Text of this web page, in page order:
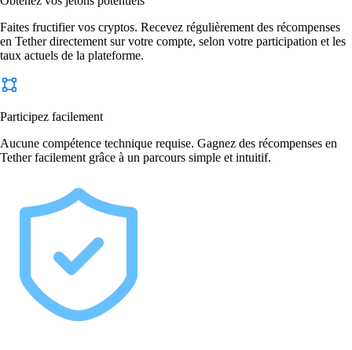
Faites fructifier vos cryptos. Recevez régulièrement des récompenses
en Tether directement sur votre compte, selon votre participation et les
taux actuels de la plateforme.
Participez facilement
Aucune compétence technique requise. Gagnez des récompenses en
Tether facilement grâce à un parcours simple et intuitif.